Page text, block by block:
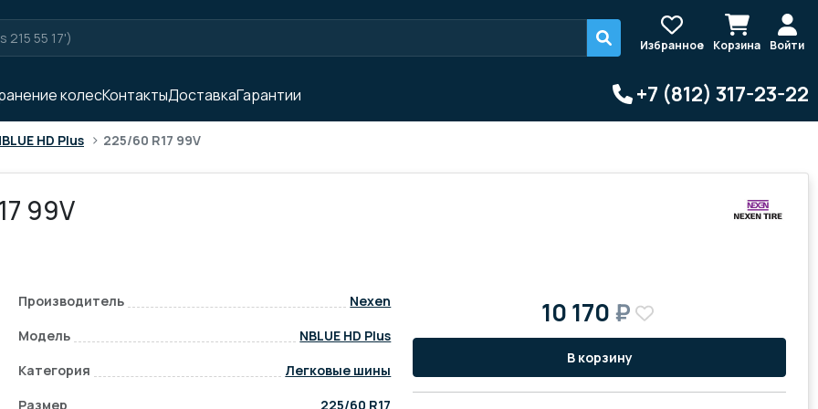
Избранное Корзина Войти
колесКонтактыДоставкаГарантии +7 (812) 317-23-22
HD Plus > 225/60 R17 99V
99V
Производитель
Nexen
Модель
NBLUE HD Plus
Категория
Легковые шины
Размер
225/60 R17
10 170₽
В корзину